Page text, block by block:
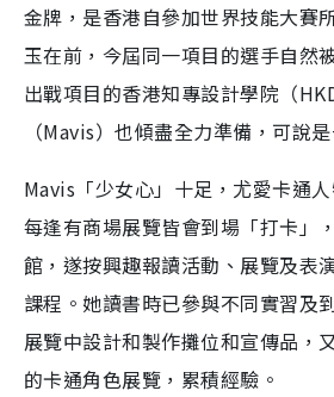
金牌，是香港自參加世界技能大賽
玉在前，今屆同一項目的選手自然
出戰項目的香港知專設計學院（
（Mavis）也傾盡全力準備，可說
Mavis「少女心」十足，尤愛卡通
每逢有商場展覽皆會到場「打卡」
館，遂按興趣報讀活動、展覽及表
課程。她讀書時已參與不同實習及
展覽中設計和製作攤位和宣傳品，
的卡通角色展覽，累積經驗。